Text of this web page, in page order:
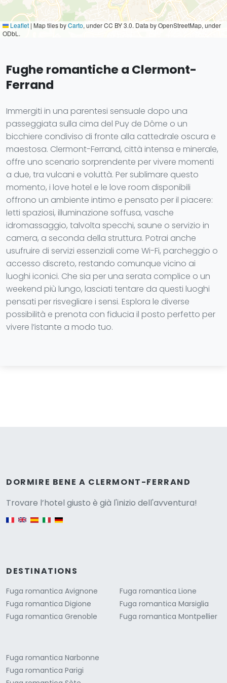
Leaflet | Map tiles byCarto, under CC BY 3.0. Data by OpenStreetMap, under
ODbL.
Fughe romantiche a Clermont-
Ferrand
Immergiti in una parentesi sensuale dopo una
passeggiata sulla cima del Puy de Dôme o un
bicchiere condiviso di fronte alla cattedrale oscura e
maestosa. Clermont-Ferrand, città intensa e minerale,
offre uno scenario sorprendente per vivere momenti
a due, tra vulcani e voluttà. Per sublimare questo
momento, i love hotel e le love room disponibili
offrono un ambiente intimo e pensato per il piacere:
letti spaziosi, illuminazione soffusa, vasche
idromassaggio, talvolta specchi, saune o servizio in
camera, a seconda della struttura. Potrai anche
usufruire di servizi essenziali come Wi-Fi, parcheggio o
accesso discreto, restando comunque vicino ai
luoghi iconici. Che sia per una serata complice o un
weekend più lungo, lasciati tentare da questi luoghi
pensati per risvegliare i sensi. Esplora le diverse
possibilità e prenota con fiducia il posto perfetto per
vivere l’istante a modo tuo.
DORMIRE BENE A CLERMONT-FERRAND
Trovare l’hotel giusto è già l'inizio dell'avventura!
DESTINATIONS
Fuga romantica Avignone
Fuga romantica Digione
Fuga romantica Grenoble
Fuga romantica Lione
Fuga romantica Marsiglia
Fuga romantica Montpellier
Fuga romantica Narbonne
Fuga romantica Parigi